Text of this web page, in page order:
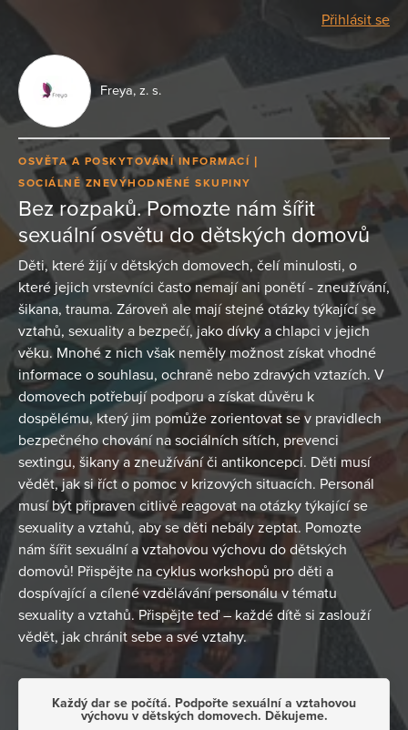
Přihlásit se
Freya, z. s.
OSVĚTA A POSKYTOVÁNÍ INFORMACÍ
SOCIÁLNĚ ZNEVÝHODNĚNÉ SKUPINY
Bez rozpaků. Pomozte nám šířit
sexuální osvětu do dětských domovů
Děti, které žijí v dětských domovech, čelí minulosti, o
které jejich vrstevníci často nemají ani ponětí - zneužívání,
šikana, trauma. Zároveň ale mají stejné otázky týkající se
vztahů, sexuality a bezpečí, jako dívky a chlapci v jejich
věku. Mnohé z nich však neměly možnost získat vhodné
informace o souhlasu, ochraně nebo zdravých vztazích. V
domovech potřebují podporu a získat důvěru k
dospělému, který jim pomůže zorientovat se v pravidlech
bezpečného chování na sociálních sítích, prevenci
sextingu, šikany a zneužívání či antikoncepci. Děti musí
vědět, jak si říct o pomoc v krizových situacích. Personál
musí být připraven citlivě reagovat na otázky týkající se
sexuality a vztahů, aby se děti nebály zeptat. Pomozte
nám šířit sexuální a vztahovou výchovu do dětských
domovů! Přispějte na cyklus workshopů pro děti a
dospívající a cílené vzdělávání personálu v tématu
sexuality a vztahů. Přispějte teď – každé dítě si zaslouží
vědět, jak chránit sebe a své vztahy.
Každý dar se počítá. Podpořte sexuální a vztahovou
výchovu v dětských domovech. Děkujeme.